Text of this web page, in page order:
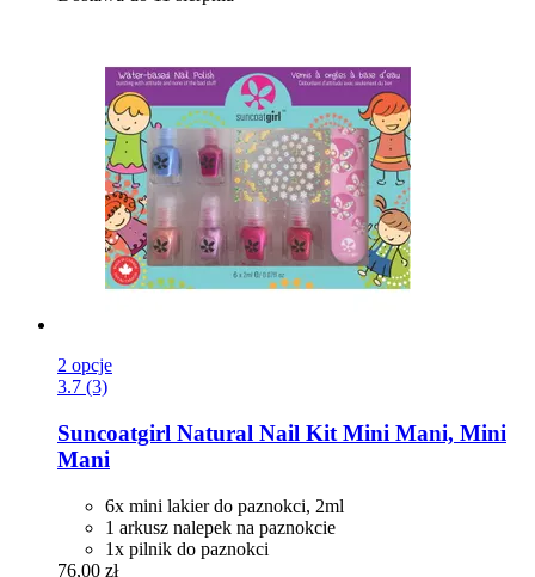
2 opcje
3.7 (3)
Suncoatgirl Natural Nail Kit Mini Mani, Mini
Mani
6x mini lakier do paznokci, 2ml
1 arkusz nalepek na paznokcie
1x pilnik do paznokci
76,00 zł